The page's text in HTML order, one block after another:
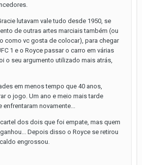
lutavam vale tudo desde 1950, se
de outras artes marciais também (ou
como vc gosta de colocar), para chegar
1 e o Royce passar o carro em várias
o seu argumento utilizado mais atrás,
em menos tempo que 40 anos,
o jogo. Um ano e meio mais tarde
novamente...
dos dois que foi empate, mas quem
Depois disso o Royce se retirou
engrossou.